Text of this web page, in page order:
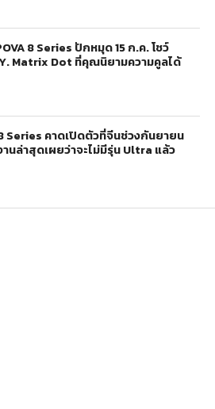
8 Series ปักหมุด 15 ก.ค. โชว์
Matrix Dot ที่คุณนิยามความคูลได้
Series คาดเปิดตัวที่จีนช่วงกันยายน
นล่าสุดเผยว่าจะไม่มีรุ่น Ultra แล้ว